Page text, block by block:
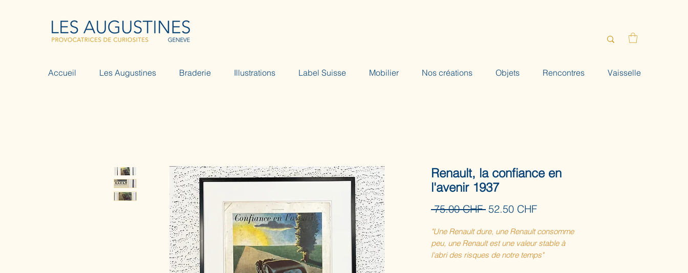
Accueil Les Augustines Braderie Illustrations Label Suisse Mobilier Nos créations Objets Rencontres Vaisselle
Renault, la confiance en
l'avenir 1937
75.00 CHF Prix
52.50 CHFPrix
"Une Renault dure, une Renault consomme
peu, une Renault est une valeur stable à
l'abri des risques de notre temps"